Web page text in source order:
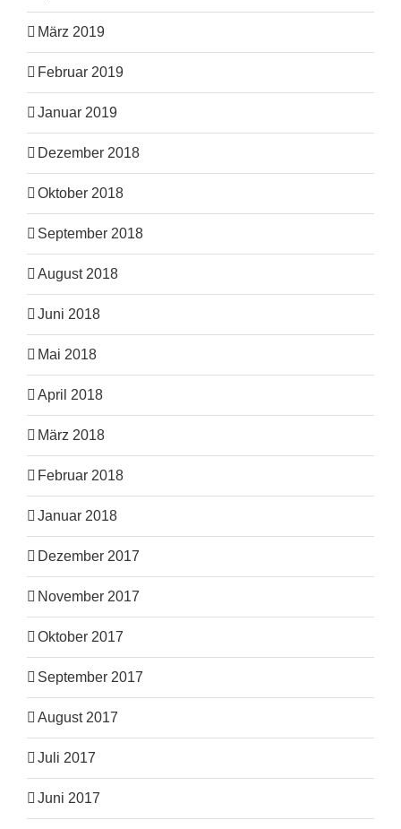
März 2019
Februar 2019
Januar 2019
Dezember 2018
Oktober 2018
September 2018
August 2018
Juni 2018
Mai 2018
April 2018
März 2018
Februar 2018
Januar 2018
Dezember 2017
November 2017
Oktober 2017
September 2017
August 2017
Juli 2017
Juni 2017